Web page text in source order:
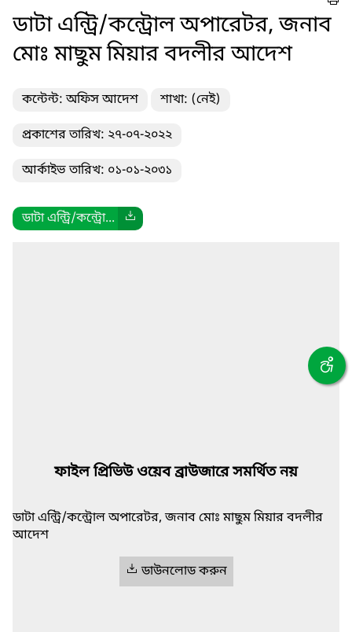
ডাটা এন্ট্রি/কন্ট্রোল অপারেটর, জনাব
মোঃ মাছুম মিয়ার বদলীর আদেশ
কন্টেন্ট: অফিস আদেশ শাখা: (নেই)
প্রকাশের তারিখ: ২৭-০৭-২০২২
আর্কাইভ তারিখ: ০১-০১-২০৩১
ডাটা এন্ট্রি/কন্ট্রো...
ফাইল প্রিভিউ ওয়েব ব্রাউজারে সমর্থিত নয়
ডাটা এন্ট্রি/কন্ট্রোল অপারেটর, জনাব মোঃ মাছুম মিয়ার বদলীর
আদেশ
ডাউনলোড করুন